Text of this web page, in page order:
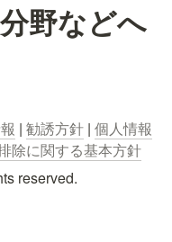
野などへ
| 勧誘方針 | 個人情報
除に関する基本方針
reserved.